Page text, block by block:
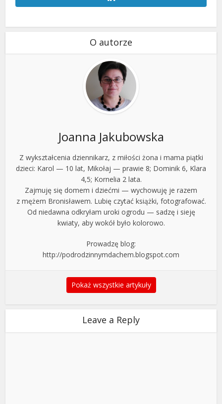
O autorze
Joanna Jakubowska
Z wykształcenia dziennikarz, z miłości żona i mama piątki
dzieci: Karol — 10 lat, Mikołaj — prawie 8; Dominik 6, Klara
4,5; Kornelia 2 lata.
Zajmuję się domem i dziećmi — wychowuję je razem
z mężem Bronisławem. Lubię czytać książki, fotografować.
Od niedawna odkryłam uroki ogrodu — sadzę i sieję
kwiaty, aby wokół było kolorowo.
Prowadzę blog:
http://podrodzinnymdachem.blogspot.com
Pokaż wszystkie artykuły
Leave a Reply